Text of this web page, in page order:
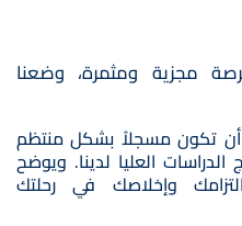
مجزية ومثمرة، وضعنا
تكون مسجلاً بشكل منتظم
العليا لدينا. ويوضح
وإخلاصك في رحلتك